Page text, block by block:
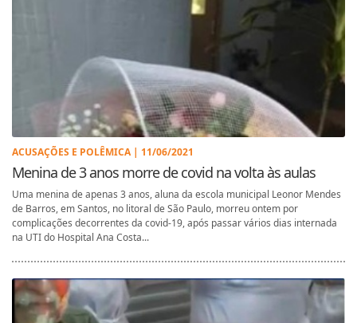
ACUSAÇÕES E POLÊMICA | 11/06/2021
Menina de 3 anos morre de covid na volta às aulas
Uma menina de apenas 3 anos, aluna da escola municipal Leonor Mendes
de Barros, em Santos, no litoral de São Paulo, morreu ontem por
complicações decorrentes da covid-19, após passar vários dias internada
na UTI do Hospital Ana Costa...